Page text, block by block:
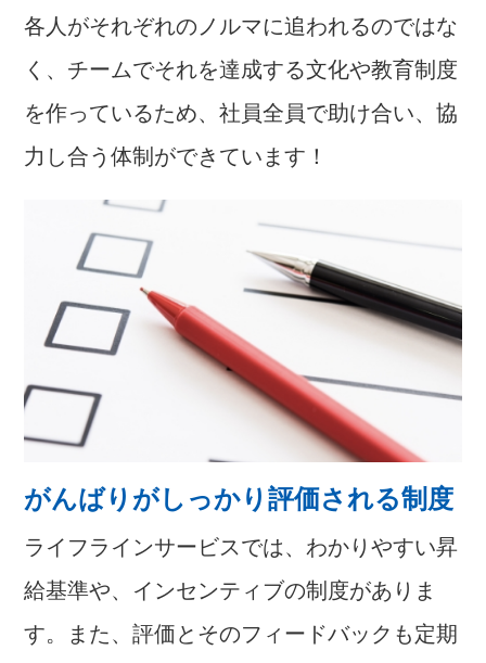
各人がそれぞれのノルマに追われるのではな
く、チームでそれを達成する文化や教育制度
を作っているため、社員全員で助け合い、協
力し合う体制ができています！
がんばりがしっかり評価される制度
ライフラインサービスでは、わかりやすい昇
給基準や、インセンティブの制度がありま
す。また、評価とそのフィードバックも定期